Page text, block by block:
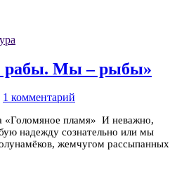
рабы. Мы – рыбы»
1 комментарий
пламя» И неважно,
надежду сознательно или мы
жемчугом рассыпанных